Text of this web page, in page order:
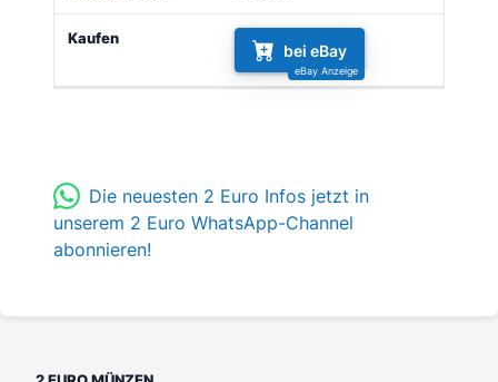
bei eBay
Die neuesten 2 Euro Infos jetzt in
unserem 2 Euro WhatsApp-Channel
abonnieren!